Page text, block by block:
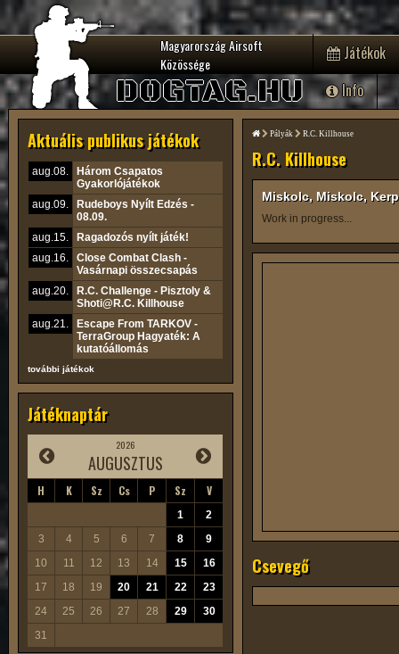
Magyarország Airsoft
Közössége
DOGTAG.HU
Játékok
Info
Aktuális publikus játékok
aug.08.
Három Csapatos
Gyakorlójátékok
aug.09.
Rudeboys Nyílt Edzés -
08.09.
aug.15.
Ragadozós nyílt játék!
aug.16.
Close Combat Clash -
Vasárnapi összecsapás
aug.20.
R.C. Challenge - Pisztoly &
Shoti@R.C. Killhouse
aug.21.
Escape From TARKOV -
TerraGroup Hagyaték: A
kutatóállomás
további játékok
Játéknaptár
2026
AUGUSZTUS
H K Sz Cs P Sz V
1
2
3
4 5 6 7 8
9
10
11 12 13 14 15
16
17
18 19 20 21 22
23
24
25 26 27 28 29
30
31
Pályák R.C. Killhouse
R.C. Killhouse
Miskolc, Miskolc,
Work in progress...
Csevegő